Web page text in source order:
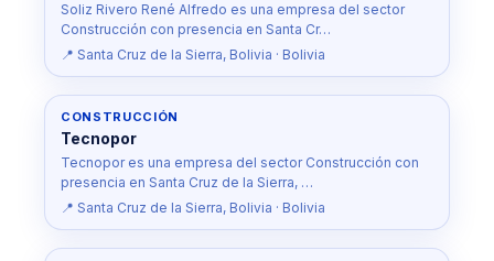
Soliz Rivero René Alfredo es una empresa del sector
Construcción con presencia en Santa Cr…
📍 Santa Cruz de la Sierra, Bolivia · Bolivia
CONSTRUCCIÓN
Tecnopor
Tecnopor es una empresa del sector Construcción con
presencia en Santa Cruz de la Sierra, …
📍 Santa Cruz de la Sierra, Bolivia · Bolivia